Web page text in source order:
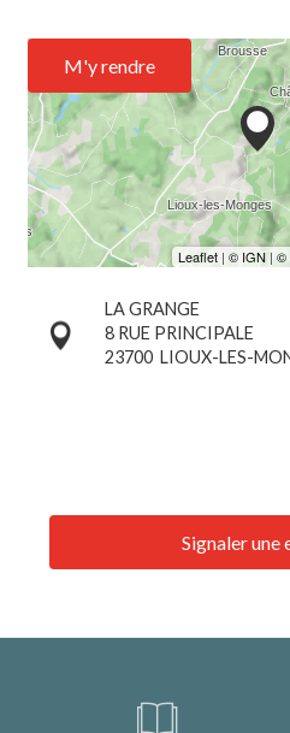
M'y rendre
LA GRANGE
8 RUE PRINCIPALE
23700 LIOUX-LES-
Signaler une